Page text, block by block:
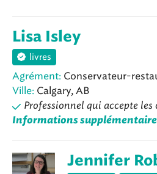
Lisa Isley
livres
Agrément: Conservateur-
Ville: Calgary, AB
Professionnel qui accepte les
Informations
Jennifer